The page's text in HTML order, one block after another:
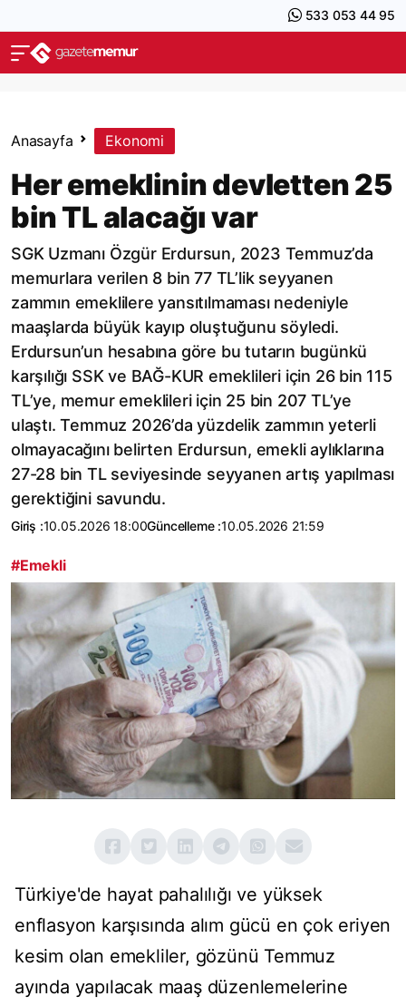
533 053 44 95
Anasayfa Ekonomi
Her emeklinin devletten 25
bin TL alacağı var
SGK Uzmanı Özgür Erdursun, 2023 Temmuz’da
memurlara verilen 8 bin 77 TL’lik seyyanen
zammın emeklilere yansıtılmaması nedeniyle
maaşlarda büyük kayıp oluştuğunu söyledi.
Erdursun’un hesabına göre bu tutarın bugünkü
karşılığı SSK ve BAĞ-KUR emeklileri için 26 bin 115
TL’ye, memur emeklileri için 25 bin 207 TL’ye
ulaştı. Temmuz 2026’da yüzdelik zammın yeterli
olmayacağını belirten Erdursun, emekli aylıklarına
27-28 bin TL seviyesinde seyyanen artış yapılması
gerektiğini savundu.
Giriş :10.05.2026 18:00Güncelleme :10.05.2026 21:59
#Emekli
Türkiye'de hayat pahalılığı ve yüksek
enflasyon karşısında alım gücü en çok eriyen
kesim olan emekliler, gözünü Temmuz
ayında yapılacak maaş düzenlemelerine